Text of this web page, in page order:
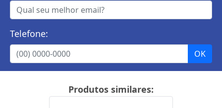
Telefone:
Produtos similares: